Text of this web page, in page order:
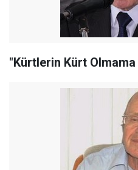
"Kürtlerin Kürt Olmama